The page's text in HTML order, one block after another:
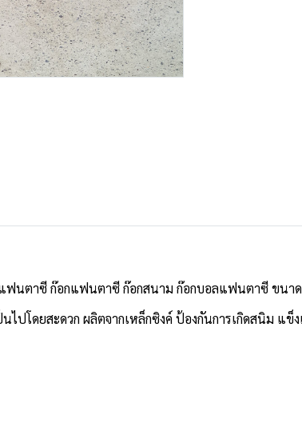
ฟนตาซี ก๊อกแฟนตาซี ก๊อกสนาม ก๊อกบอลแฟนตาซี ขนา
ไปโดยสะดวก ผลิตจากเหล็กซิงค์ ป้องกันการเกิดสนิม แ